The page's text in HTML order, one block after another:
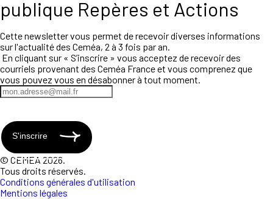
publique Repères et Actions
Cette newsletter vous permet de recevoir diverses informations
sur l'actualité des Ceméa, 2 à 3 fois par an.
En cliquant sur « S’inscrire » vous acceptez de recevoir des
courriels provenant des Ceméa France et vous comprenez que
vous pouvez vous en désabonner à tout moment.
S'inscrire
© CEMEA 2026.
Tous droits réservés.
Conditions générales d'utilisation
Mentions légales